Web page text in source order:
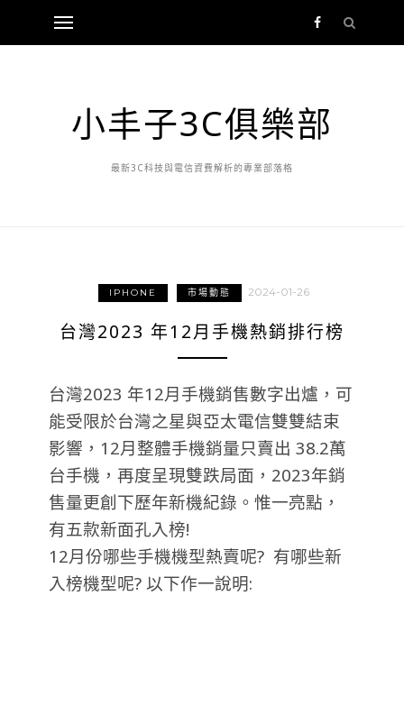
小丰子3C俱樂部
最新3C科技與電信資費解析的專業部落格
IPHONE 市場動態 2024-01-26
台灣2023 年12月手機熱銷排行榜
台灣2023 年12月手機銷售數字出爐，可
能受限於台灣之星與亞太電信雙雙結束
影響，12月整體手機銷量只賣出 38.2萬
台手機，再度呈現雙跌局面，2023年銷
售量更創下歷年新機紀錄。惟一亮點，
有五款新面孔入榜!
12月份哪些手機機型熱賣呢? 有哪些新
入榜機型呢? 以下作一說明: